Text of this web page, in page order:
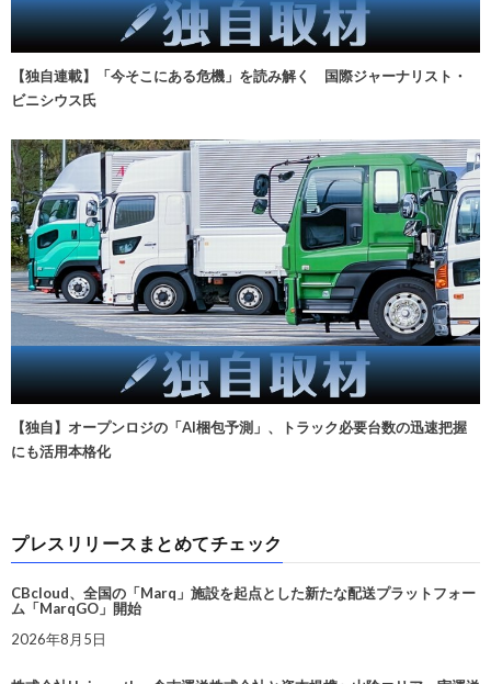
【独自連載】「今そこにある危機」を読み解く 国際ジャーナリスト・
ビニシウス氏
【独自】オープンロジの「AI梱包予測」、トラック必要台数の迅速把握
にも活用本格化
プレスリリースまとめてチェック
CBcloud、全国の「Marq」施設を起点とした新たな配送プラットフォー
ム「MarqGO」開始
2026年8月5日